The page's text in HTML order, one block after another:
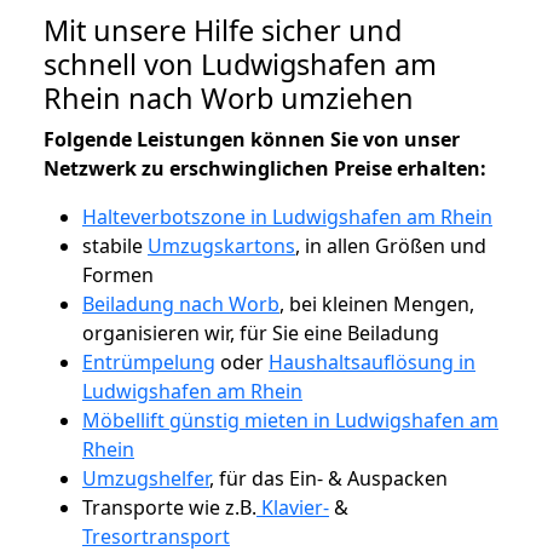
Mit unsere Hilfe sicher und
schnell von Ludwigshafen am
Rhein nach Worb umziehen
Folgende Leistungen können Sie von unser
Netzwerk zu erschwinglichen Preise erhalten:
Halteverbotszone in Ludwigshafen am Rhein
stabile Umzugskartons, in allen Größen und
Formen
Beiladung nach Worb, bei kleinen Mengen,
organisieren wir, für Sie eine Beiladung
Entrümpelung oder Haushaltsauflösung in
Ludwigshafen am Rhein
Möbellift günstig mieten in Ludwigshafen am
Rhein
Umzugshelfer, für das Ein- & Auspacken
Transporte wie z.B. Klavier-&
Tresortransport